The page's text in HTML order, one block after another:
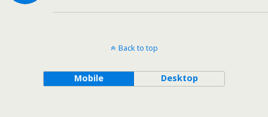
Back to top
Mobile Desktop